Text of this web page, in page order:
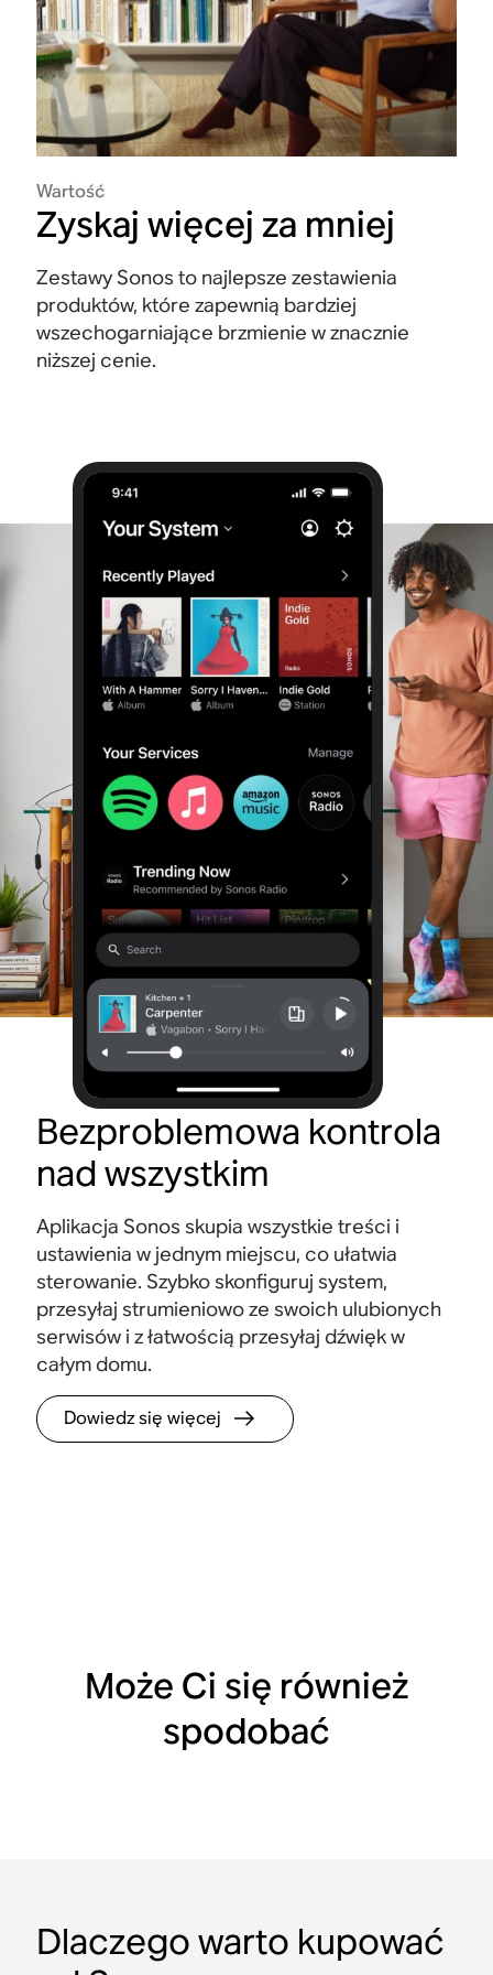
Wartość
Zyskaj więcej za mniej
Zestawy Sonos to najlepsze zestawienia
produktów, które zapewnią bardziej
wszechogarniające brzmienie w znacznie
niższej cenie.
Bezproblemowa kontrola
nad wszystkim
Aplikacja Sonos skupia wszystkie treści i
ustawienia w jednym miejscu, co ułatwia
sterowanie. Szybko skonfiguruj system,
przesyłaj strumieniowo ze swoich ulubionych
serwisów i z łatwością przesyłaj dźwięk w
całym domu.
Dowiedz się więcej
Może Ci się również
spodobać
Dlaczego warto kupować